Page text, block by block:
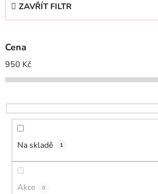
p
r
o
d
k
t
ZAVŘÍT FILTR
Cena
950 Kč
Na skladě 1
Akce 0